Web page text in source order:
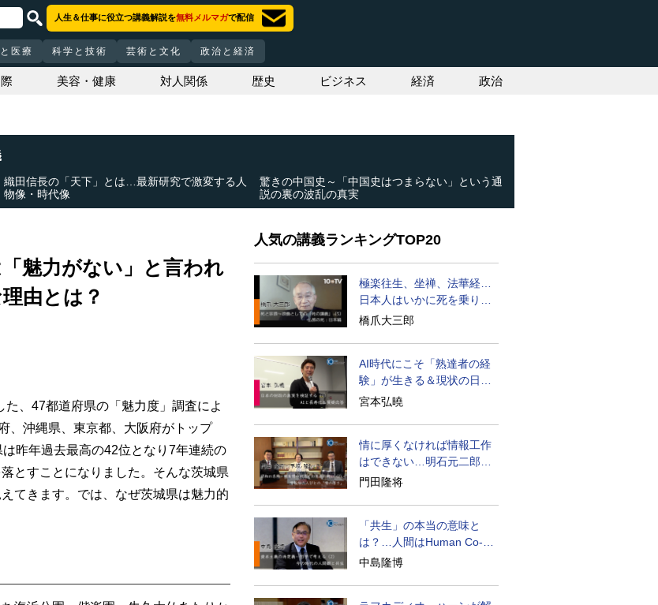
人生＆仕事に役立つ講義解説を無料メルマガで配信
医療 科学と技術 芸術と文化 政治と経済
美容・健康 対人関係 歴史 ビジネス 経済 政治
織田信長の「天下」とは…最新研究で激変する人
物像・時代像
驚きの中国史～「中国史はつまらない」という通
説の裏の波乱の真実
魅力がない」と言われ
由とは？
、47都道府県の「魅力度」調査によ
、沖縄県、東京都、大阪府がトップ
昨年過去最高の42位となり7年連続の
とすことになりました。そんな茨城県
てきます。では、なぜ茨城県は魅力的
人気の講義ランキングTOP20
極楽往生、坐禅、法華経…
日本人はいかに死を乗り越
えるか
橋爪大三郎
AI時代にこそ「熟達者の経
験」が生きる＆現状の日本
経済の実情は
宮本弘曉
情に厚くなければ情報工作
はできない…明石元二郎の
対露工作の教訓
門田隆将
「共生」の本当の意味と
は？…人間はHuman Co-
becoming
中島隆博